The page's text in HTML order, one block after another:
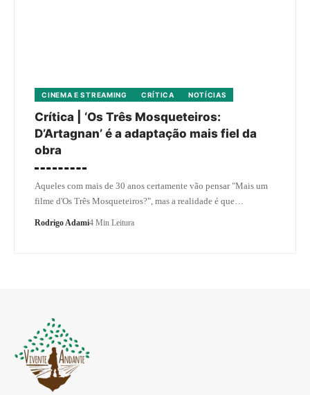
CINEMA E STREAMING CRÍTICA NOTÍCIAS
Crítica | ‘Os Três Mosqueteiros:
D’Artagnan’ é a adaptação mais fiel da
obra
Aqueles com mais de 30 anos certamente vão pensar "Mais um
filme d'Os Três Mosqueteiros?", mas a realidade é que…
Rodrigo Adami4 Min Leitura